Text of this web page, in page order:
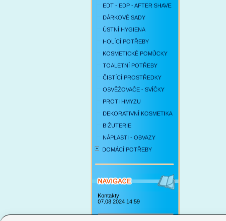
EDT - EDP - AFTER SHAVE
DÁRKOVÉ SADY
ÚSTNÍ HYGIENA
HOLÍCÍ POTŘEBY
KOSMETICKÉ POMŮCKY
TOALETNÍ POTŘEBY
ČISTÍCÍ PROSTŘEDKY
OSVĚŽOVAČE - SVÍČKY
PROTI HMYZU
DEKORATIVNÍ KOSMETIKA
BIŽUTERIE
NÁPLASTI - OBVAZY
DOMÁCÍ POTŘEBY
Kontakty
07.08.2024 14:59